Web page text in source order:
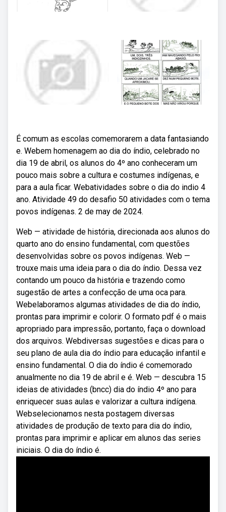
É comum as escolas comemorarem a data fantasiando
e. Webem homenagem ao dia do índio, celebrado no
dia 19 de abril, os alunos do 4º ano conheceram um
pouco mais sobre a cultura e costumes indígenas, e
para a aula ficar. Webatividades sobre o dia do indio 4
ano. Atividade 49 do desafio 50 atividades com o tema
povos indígenas. 2 de may de 2024.
Web — atividade de história, direcionada aos alunos do
quarto ano do ensino fundamental, com questões
desenvolvidas sobre os povos indígenas. Web —
trouxe mais uma ideia para o dia do índio. Dessa vez
contando um pouco da história e trazendo como
sugestão de artes a confecção de uma oca para.
Webelaboramos algumas atividades de dia do índio,
prontas para imprimir e colorir. O formato pdf é o mais
apropriado para impressão, portanto, faça o download
dos arquivos. Webdiversas sugestões e dicas para o
seu plano de aula dia do índio para educação infantil e
ensino fundamental. O dia do índio é comemorado
anualmente no dia 19 de abril e é. Web — descubra 15
ideias de atividades (bncc) dia do índio 4º ano para
enriquecer suas aulas e valorizar a cultura indígena.
Webselecionamos nesta postagem diversas
atividades de produção de texto para dia do índio,
prontas para imprimir e aplicar em alunos das series
iniciais. O dia do índio é.